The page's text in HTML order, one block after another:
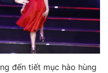
đến tiết mục hào hùng